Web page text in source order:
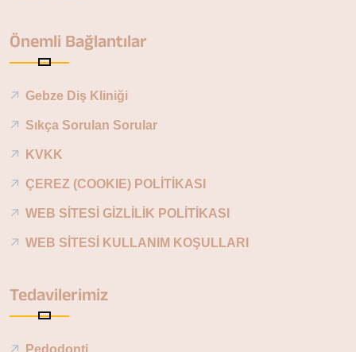
Önemli Bağlantılar
Gebze Diş Kliniği
Sıkça Sorulan Sorular
KVKK
ÇEREZ (COOKIE) POLİTİKASI
WEB SİTESİ GİZLİLİK POLİTİKASI
WEB SİTESİ KULLANIM KOŞULLARI
Tedavilerimiz
Pedodonti